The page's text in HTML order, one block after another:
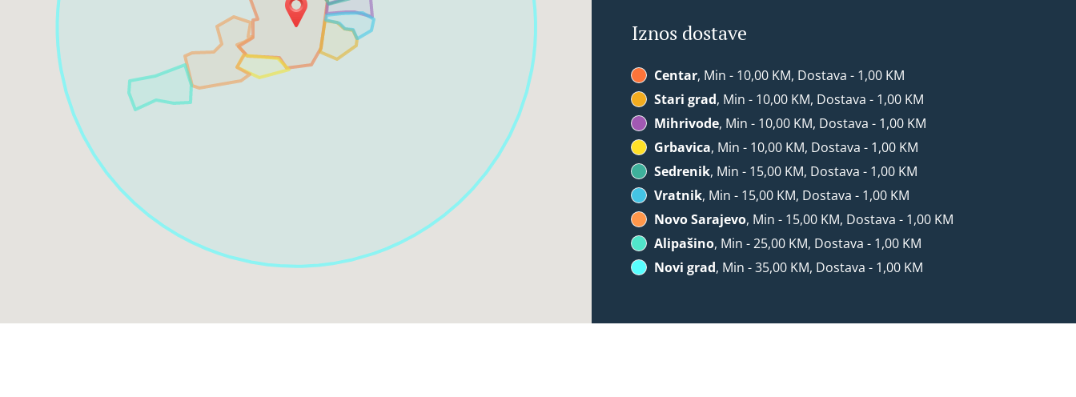
Iznos dostave
Centar, Min - 10,00 KM, Dostava - 1,00 KM
Stari grad, Min - 10,00 KM, Dostava - 1,00 KM
Mihrivode, Min - 10,00 KM, Dostava - 1,00 KM
Grbavica, Min - 10,00 KM, Dostava - 1,00 KM
Sedrenik, Min - 15,00 KM, Dostava - 1,00 KM
Vratnik, Min - 15,00 KM, Dostava - 1,00 KM
Novo Sarajevo, Min - 15,00 KM, Dostava - 1,00 KM
Alipašino, Min - 25,00 KM, Dostava - 1,00 KM
Novi grad, Min - 35,00 KM, Dostava - 1,00 KM